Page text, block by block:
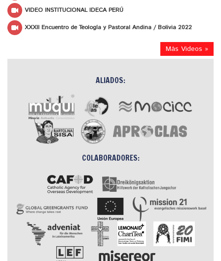
VIDEO INSTITUCIONAL IDECA PERÚ
XXXII Encuentro de Teología y Pastoral Andina / Bolivia 2022
Más Videos »
ALIADOS:
COLABORADORES: